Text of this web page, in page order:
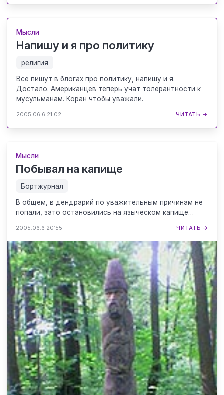
Мысли
Напишу и я про политику
религия
Все пишут в блогах про политику, напишу и я.
Достало. Американцев теперь учат толерантности к
мусульманам. Коран чтобы уважали.
2005.06.6 21:02 ЧИТАТЬ →
Мысли
Побывал на капище
Бортжурнал
В общем, в дендрарий по уважительным причинам не
попали, зато остановились на языческом капище…
2005.06.6 20:55 ЧИТАТЬ →